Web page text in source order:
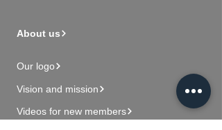
About us
Our logo
Vision and mission
Videos for new members